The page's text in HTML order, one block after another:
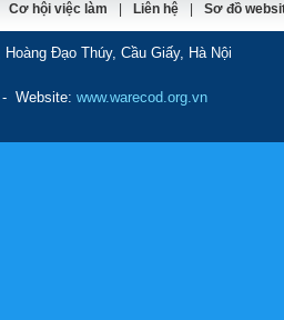
Cơ hội việc làm Liên hệ Sơ đồ
Đạo Thúy, Cầu Giấy, Hà Nội
- Website: www.warecod.org.vn